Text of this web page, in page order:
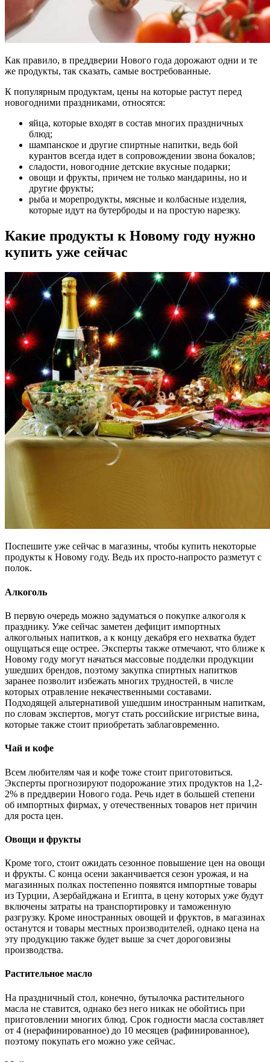
Как правило, в преддверии Нового года дорожают одни и те
же продукты, так сказать, самые востребованные.
К популярным продуктам, цены на которые растут перед
новогодними праздниками, относятся:
яйца, которые входят в состав многих праздничных
блюд;
шампанское и другие спиртные напитки, ведь бой
курантов всегда идет в сопровождении звона бокалов;
сладости, новогодние детские вкусные подарки;
овощи и фрукты, причем не только мандарины, но и
другие фрукты;
рыба и морепродукты, мясные и колбасные изделия,
которые идут на бутерброды и на простую нарезку.
Какие продукты к Новому году нужно
купить уже сейчас
Поспешите уже сейчас в магазины, чтобы купить некоторые
продукты к Новому году. Ведь их просто-напросто разметут с
полок.
Алкоголь
В первую очередь можно задуматься о покупке алкоголя к
празднику. Уже сейчас заметен дефицит импортных
алкогольных напитков, а к концу декабря его нехватка будет
ощущаться еще острее. Эксперты также отмечают, что ближе к
Новому году могут начаться массовые подделки продукции
ушедших брендов, поэтому закупка спиртных напитков
заранее позволит избежать многих трудностей, в числе
которых отравление некачественными составами.
Подходящей альтернативой ушедшим иностранным напиткам,
по словам экспертов, могут стать российские игристые вина,
которые также стоит приобретать заблаговременно.
Чай и кофе
Всем любителям чая и кофе тоже стоит приготовиться.
Эксперты прогнозируют подорожание этих продуктов на 1,2-
2% в преддверии Нового года. Речь идет в большей степени
об импортных фирмах, у отечественных товаров нет причин
для роста цен.
Овощи и фрукты
Кроме того, стоит ожидать сезонное повышение цен на овощи
и фрукты. С конца осени заканчивается сезон урожая, и на
магазинных полках постепенно появятся импортные товары
из Турции, Азербайджана и Египта, в цену которых уже будут
включены затраты на транспортировку и таможенную
разгрузку. Кроме иностранных овощей и фруктов, в магазинах
останутся и товары местных производителей, однако цена на
эту продукцию также будет выше за счет дороговизны
производства.
Растительное масло
На праздничный стол, конечно, бутылочка растительного
масла не ставится, однако без него никак не обойтись при
приготовлении многих блюд. Срок годности масла составляет
от 4 (нерафинированное) до 10 месяцев (рафинированное),
поэтому покупать его можно уже сейчас.